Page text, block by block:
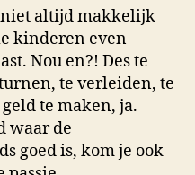
altijd makkelijk
kinderen even
Nou en?! Des te
te verleiden, te
te maken, ja.
waar de
goed is, kom je ook